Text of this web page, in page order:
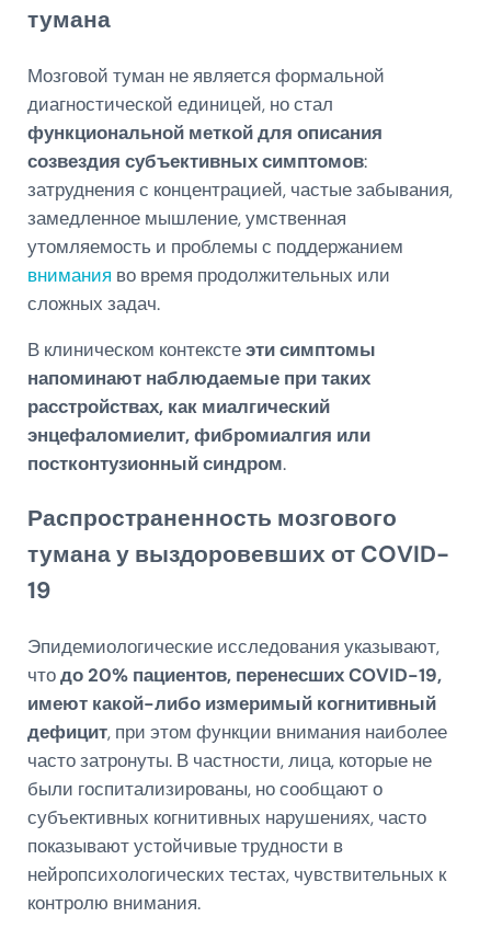
тумана
Мозговой туман не является формальной
диагностической единицей, но стал
функциональной меткой для описания
созвездия субъективных симптомов:
затруднения с концентрацией, частые забывания,
замедленное мышление, умственная
утомляемость и проблемы с поддержанием
внимания во время продолжительных или
сложных задач.
В клиническом контекстеэти симптомы
напоминают наблюдаемые при таких
расстройствах, как миалгический
энцефаломиелит, фибромиалгия или
постконтузионный синдром.
Распространенность мозгового
тумана у выздоровевших от COVID-
19
Эпидемиологические исследования указывают,
чтодо 20% пациентов, перенесших COVID-19,
имеют какой-либо измеримый когнитивный
дефицит, при этом функции внимания наиболее
часто затронуты. В частности, лица, которые не
были госпитализированы, но сообщают о
субъективных когнитивных нарушениях, часто
показывают устойчивые трудности в
нейропсихологических тестах, чувствительных к
контролю внимания.